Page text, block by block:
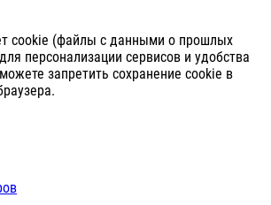
cookie (файлы с данными о прошлых
персонализации сервисов и удобства
запретить сохранение cookie в